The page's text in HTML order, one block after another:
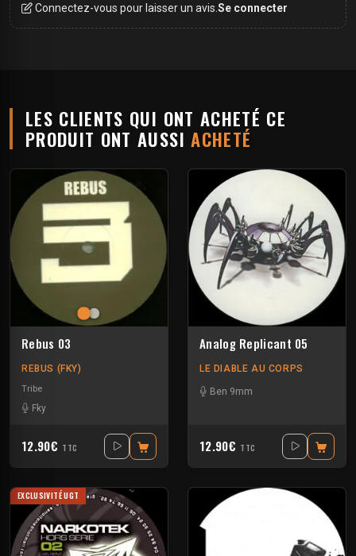
Connectez-vous pour laisser un avis. Se connecter
LES CLIENTS QUI ONT ACHETÉ CE
PRODUIT ONT AUSSIACHETÉ
Rebus 03
REBUS (FKY)
Tribe
Fky
12.90€ TTC
Analog Replicant 05
LE DIABLE AU CORPS
Ben 9mm
12.90€ TTC
EXCLUSIVITÉ UGT